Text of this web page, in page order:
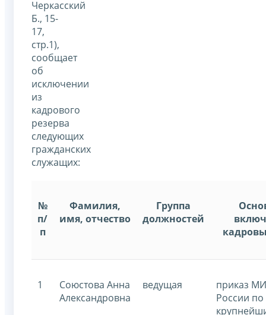
Черкасский
Б., 15-
17,
стр.1),
сообщает
об
исключении
из
кадрового
резерва
следующих
гражданских
служащих:
№
п/
п
Фамилия,
имя, отчество
Группа
должностей
1
Союстова Анна
Александровна
ведущая
приказ
России по